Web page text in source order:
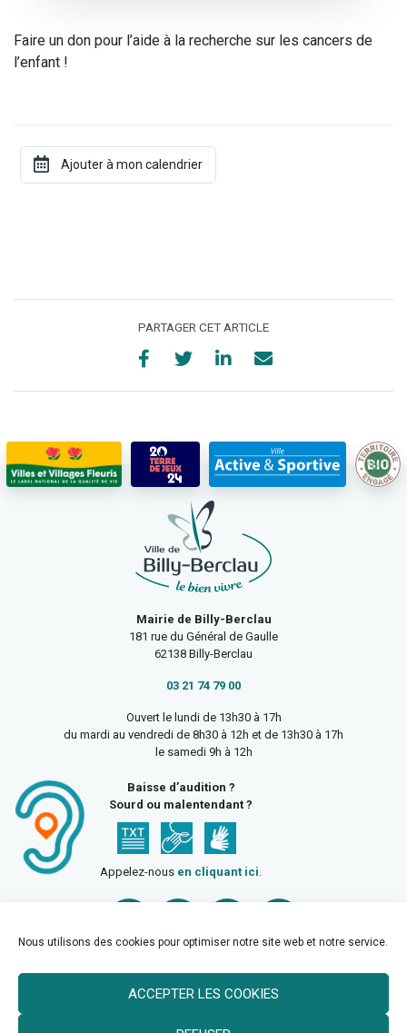
Nous utilisons des cookies pour optimiser notre site web et notre service.
ACCEPTER LES COOKIES
Faire un don pour l’aide à la recherche sur les cancers de
l’enfant !
PARTAGER CET ARTICLE
Mairie de Billy-Berclau
181 rue du Général de Gaulle
62138 Billy-Berclau
03 21 74 79 00
Ouvert le lundi de 13h30 à 17h
du mardi au vendredi de 8h30 à 12h et de 13h30 à 17h
le samedi 9h à 12h
Baisse d’audition ?
Sourd ou malentendant ?
Appelez-nous en cliquant ici